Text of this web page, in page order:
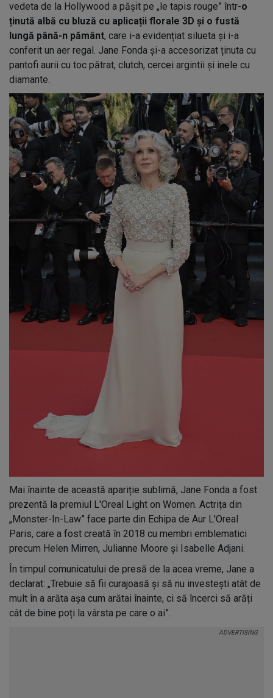
vedeta de la Hollywood a pășit pe „le tapis rouge” într-o
ținută albă cu bluză cu aplicații florale 3D și o fustă
lungă până-n pământ, care i-a evidențiat silueta și i-a
conferit un aer regal. Jane Fonda și-a accesorizat ținuta cu
pantofi aurii cu toc pătrat, clutch, cercei argintii și inele cu
diamante.
Mai înainte de această apariție sublimă, Jane Fonda a fost
prezentă la premiul L'Oreal Light on Women. Actrița din
„Monster-In-Law” face parte din Echipa de Aur L'Oreal
Paris, care a fost creată în 2018 cu membri emblematici
precum Helen Mirren, Julianne Moore și Isabelle Adjani.
În timpul comunicatului de presă de la acea vreme, Jane a
declarat: „Trebuie să fii curajoasă și să nu investești atât de
mult în a arăta așa cum arătai înainte, ci să încerci să arăți
cât de bine poți la vârsta pe care o ai”.